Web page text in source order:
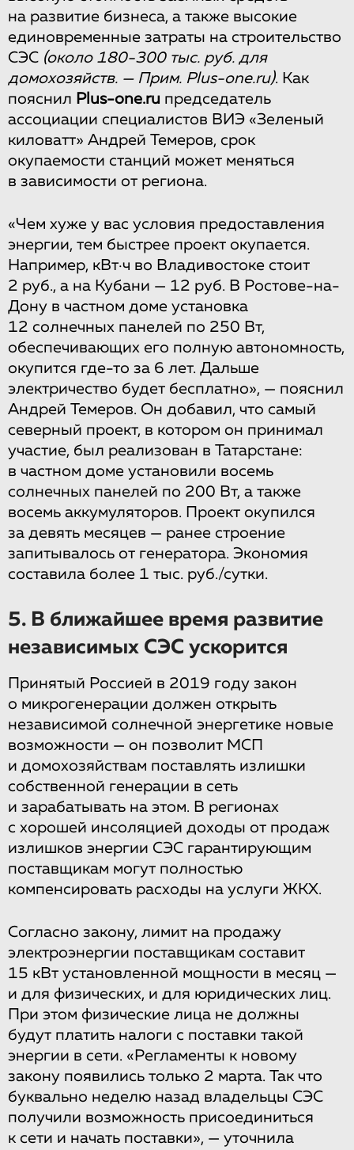
на развитие бизнеса, а также высокие
единовременные затраты на строительство
СЭС (около 180-300 тыс. руб. для
домохозяйств. — Прим. Plus-one.ru). Как
пояснил Plus-one.ru председатель
ассоциации специалистов ВИЭ «Зеленый
киловатт» Андрей Темеров, срок
окупаемости станций может меняться
в зависимости от региона.
«Чем хуже у вас условия предоставления
энергии, тем быстрее проект окупается.
Например, кВт·ч во Владивостоке стоит
2 руб., а на Кубани — 12 руб. В Ростове-на-
Дону в частном доме установка
12 солнечных панелей по 250 Вт,
обеспечивающих его полную автономность,
окупится где-то за 6 лет. Дальше
электричество будет бесплатно», — пояснил
Андрей Темеров. Он добавил, что самый
северный проект, в котором он принимал
участие, был реализован в Татарстане:
в частном доме установили восемь
солнечных панелей по 200 Вт, а также
восемь аккумуляторов. Проект окупился
за девять месяцев — ранее строение
запитывалось от генератора. Экономия
составила более 1 тыс. руб./сутки.
5. В ближайшее время развитие
независимых СЭС ускорится
Принятый Россией в 2019 году закон
о микрогенерации должен открыть
независимой солнечной энергетике новые
возможности — он позволит МСП
и домохозяйствам поставлять излишки
собственной генерации в сеть
и зарабатывать на этом. В регионах
с хорошей инсоляцией доходы от продаж
излишков энергии СЭС гарантирующим
поставщикам могут полностью
компенсировать расходы на услуги ЖКХ.
Согласно закону, лимит на продажу
электроэнергии поставщикам составит
15 кВт установленной мощности в месяц —
и для физических, и для юридических лиц.
При этом физические лица не должны
будут платить налоги с поставки такой
энергии в сети. «Регламенты к новому
закону появились только 2 марта. Так что
буквально неделю назад владельцы СЭС
получили возможность присоединиться
к сети и начать поставки», — уточнила